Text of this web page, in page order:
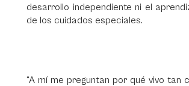
desarrollo independiente ni el
de los cuidados especiales.
“A mí me preguntan por qué vivo tan